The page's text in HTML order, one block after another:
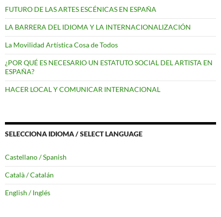
FUTURO DE LAS ARTES ESCÉNICAS EN ESPAÑA
LA BARRERA DEL IDIOMA Y LA INTERNACIONALIZACIÓN
La Movilidad Artística Cosa de Todos
¿POR QUÉ ES NECESARIO UN ESTATUTO SOCIAL DEL ARTISTA EN
ESPAÑA?
HACER LOCAL Y COMUNICAR INTERNACIONAL
SELECCIONA IDIOMA / SELECT LANGUAGE
Castellano / Spanish
Català / Catalán
English / Inglés